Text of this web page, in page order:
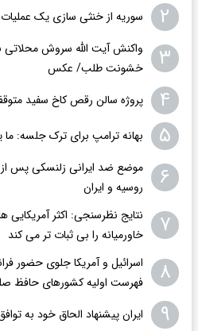
۲ سوریه از خنثی سازی یک
۳
واکنش آیت الله سروش محلاتی
خشونت طلب/ عکس
۴ پروژه سالن رقص کاخ سفید
۵ بهانه ترامپ برای ترک جلسه:
۶
موضع ضد ایرانی زلنسکی پس
روسیه و ایران
۷
نتایج نظرسنجی: اکثر آمریکایی
خاورمیانه را بی ثبات تر می کند
۸
اسرائیل و آمریکا جلوی حضور
فهرست اولیه کشورهای حافظ
۹ ایران پیشنهاد الحاق خود به